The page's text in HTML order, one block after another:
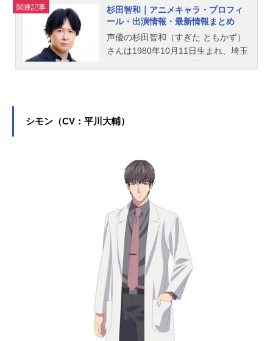
関連記事
杉田智和｜アニメキャラ・プロフィ
ール・出演情報・最新情報まとめ
声優の杉田智和（すぎた ともかず）
さんは1980年10月11日生まれ、埼玉
は、杉田智和さんのオススメ記事を
シモン（CV：平川大輔）